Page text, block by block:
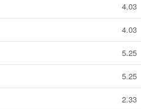
4.03
4.03
5.25
5.25
2.33